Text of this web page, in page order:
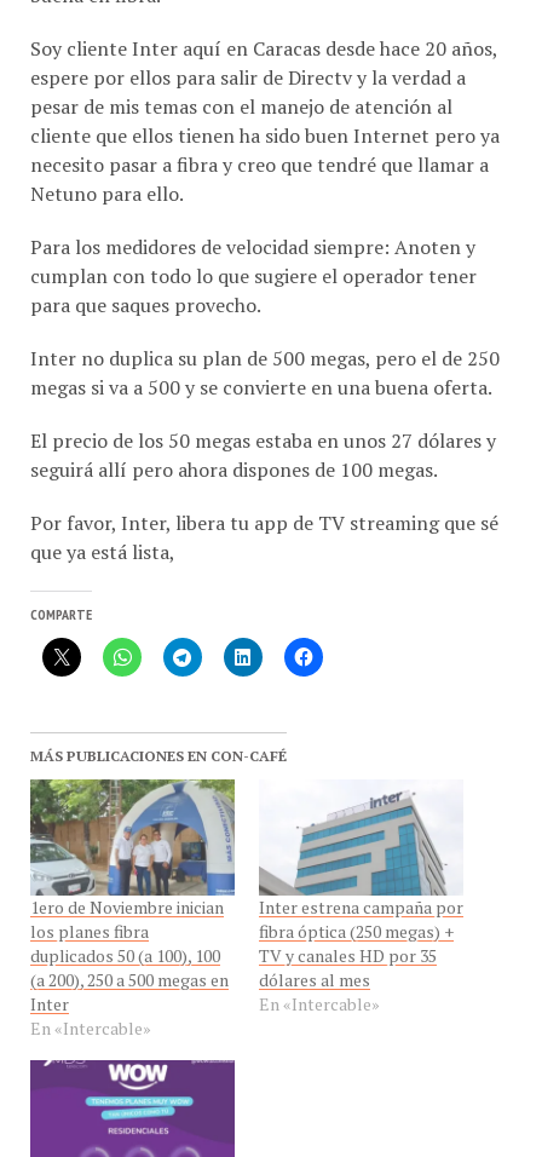
espere por ellos para salir de Directv y la verdad a
pesar de mis temas con el manejo de atención al
cliente que ellos tienen ha sido buen Internet pero ya
necesito pasar a fibra y creo que tendré que llamar a
Netuno para ello.
cumplan con todo lo que sugiere el operador tener
para que saques provecho.
megas si va a 500 y se convierte en una buena oferta.
seguirá allí pero ahora dispones de 100 megas.
que ya está lista,
COMPARTE
MÁS PUBLICACIONES EN CON-CAFÉ
1ero de Noviembre inician
los planes fibra
duplicados 50 (a 100), 100
(a 200), 250 a 500 megas en
Inter
En «Intercable»
Inter estrena campaña por
fibra óptica (250 megas) +
TV y canales HD por 35
dólares al mes
En «Intercable»